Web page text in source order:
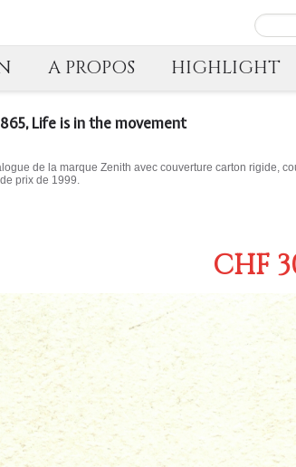
A PROPOS HIGHLIGHT
Life is in the movement
de la marque Zenith avec couverture carton rigide,
prix de 1999.
CHF